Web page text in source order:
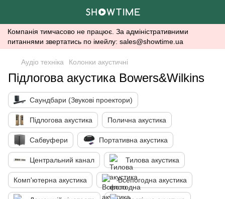
Компанія тимчасово не працює. За адміністративними
питаннями звертатись по імейлу: sales@showtime.ua
Аудіо техніка Колонки акустичні
Підлогова акустика Bowers&Wilkins
Саундбари (Звукові проектори)
Підлогова акустика Полична акустика
Сабвуфери Портативна акустика
Центральний канал Тилова акустика
Комп'ютерна акустика Всепогодна акустика